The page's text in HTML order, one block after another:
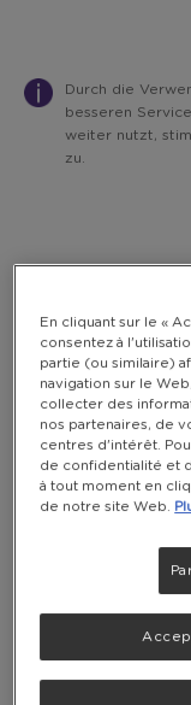
Durch die
besseren
weiter nutzt,
zu.
changed
En cliquant sur le «
consentez à
partie (ou similaire)
navigation sur le
collecter des
nos partenaires, de
centres d'intérêt.
de confidentialité et
à tout moment en
de notre site Web.